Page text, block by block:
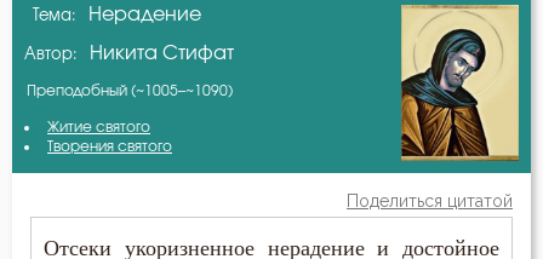
Безмолвие
Бесстрастие
Бесы
Блуд
Авва Дорофей
Амвросий Оптинский (Гренков)
Антоний Великий
Тема: Нерадение
Автор: Никита Стифат
Преподобный (~1005–~1090)
Житие святого
Творения святого
Поделиться цитатой
Отсеки укоризненное нерадение и достойное